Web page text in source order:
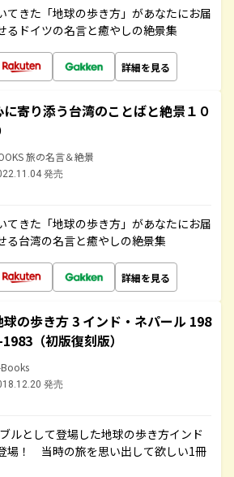
てきた「地球の歩き方」があなたにお届
るドイツの名言と癒やしの絶景集
詳細を見る
に寄り添う台湾のことばと絶景１０
旅の名言＆絶景
発売
てきた「地球の歩き方」があなたにお届
る台湾の名言と癒やしの絶景集
詳細を見る
球の歩き方 3 インド・ネパール 198
（初版復刻版）
発売
ルとして登場した地球の歩き方インド
場！ 当時の旅を思い出して欲しい1冊